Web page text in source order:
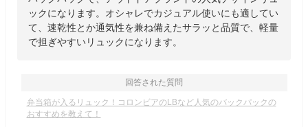
ックになります。オシャレでカジュアル使いにも適してい
て、速乾性とか通気性を兼ね備えたサラッと品質で、軽量
で担ぎやすいリュックになります。
回答された質問
弁当箱が入るリュック！コロンビアのLBなど人気のバックパックの
おすすめを教えて！